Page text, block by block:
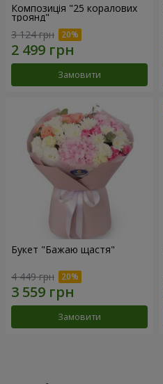
Композиція "25 коралових
троянд"
3 124 грн
Замовити
Букет "Бажаю щастя"
4 449 грн
Замовити